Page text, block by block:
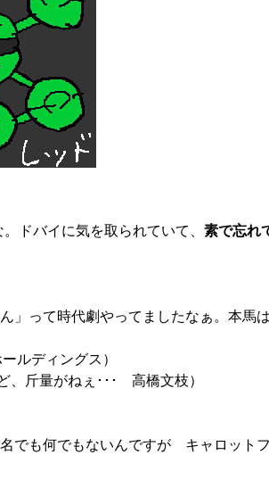
ドバイに気を取られていて、 素で忘れ
」って時代劇やってましたなぁ。本馬
ルディングス）
、斤量がねぇ･･･ 高橋文枝）
でも何でもないんですが キャロットフ